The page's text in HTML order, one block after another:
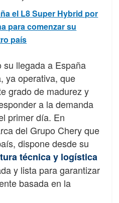
el L8 Super Hybrid por
para comenzar su
país
su llegada a España
ya operativa, que
grado de madurez y
a la demanda
primer día. En
del Grupo Chery que
dispone desde su
técnica y logística
y lista para garantizar
basada en la